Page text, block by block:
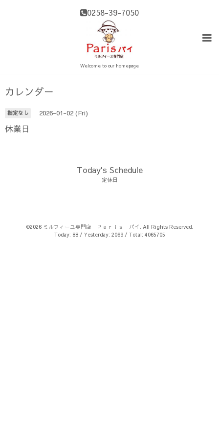
0258-39-7050
Welcome to our homepage
カレンダー
指定なし 2026-01-02 (Fri)
休業日
Today's Schedule
定休日
©2026 ミルフィーユ専門店 Ｐａｒｉｓ パイ . All Rights Reserved.
Today: 88/ Yesterday: 2069/ Total: 4065705